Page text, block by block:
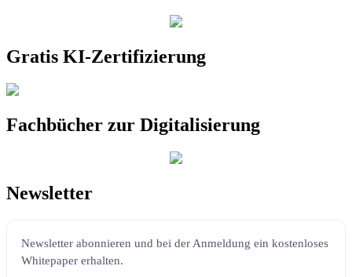
Gratis KI-Zertifizierung
Fachbücher zur Digitalisierung
Newsletter
Newsletter abonnieren und bei der Anmeldung ein kostenloses
Whitepaper erhalten.